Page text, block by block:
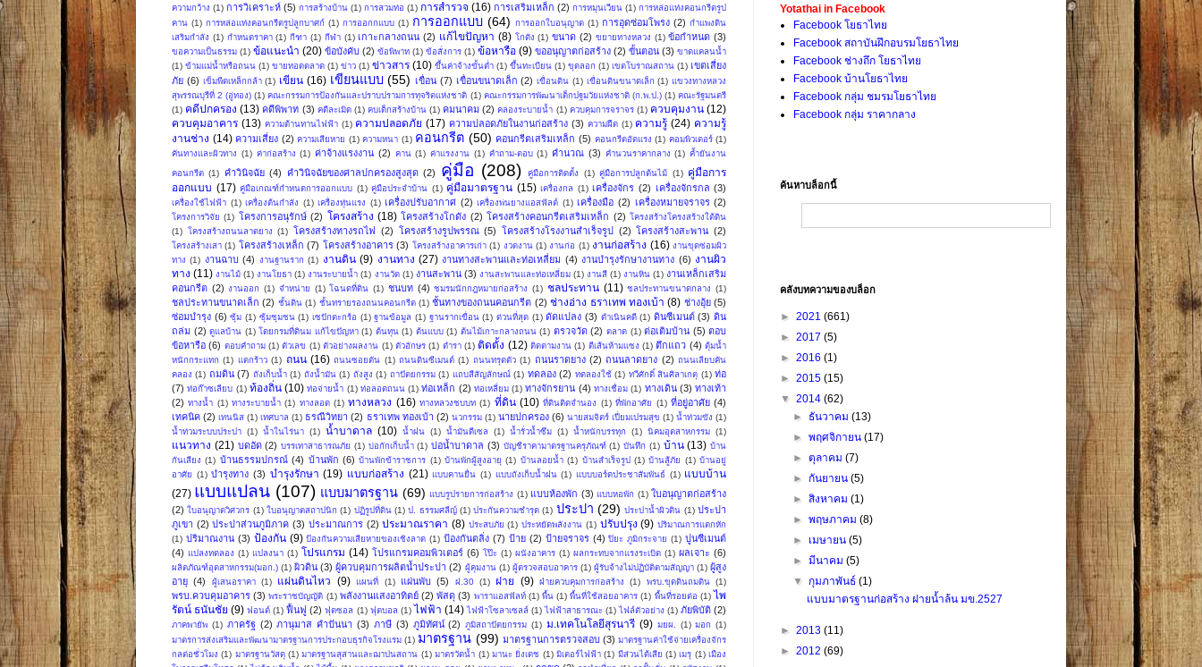
ความกว้าง (1) การวิเคราะห์ (5) การสร้างบ้าน (1) การสวมท่อ (1) การสำรวจ (16) การเสริมเหล็ก (2) การหมุนเวียน (1) การหล่อแท่งคอนกรีตรูป
คาน (1) การหล่อแท่งคอนกรีตรูปลูกบาศก์ (1) การออกกแบบ (1) การออกแบบ (64) การออกใบอนุญาต (1) การอุดซ่อมโพรง (2) กำแพงดิน
เสริมกำลัง (1) กำหนดราคา (1) กีฑา (1) กีฬา (1) เกาะกลางถนน (2) แก้ไขปัญหา (8) โกดัง (1) ขนาด (2) ขยายทางหลวง (1) ข้อกำหนด (3)
ขอความเป็นธรรม (1) ข้อแนะนำ (20) ข้อบังคับ (2) ข้อพิพาท (1) ข้อสั่งการ (1) ข้อหารือ (9) ขออนุญาตก่อสร้าง (2) ขั้นตอน (3) ขาดแคลนน้ำ
(1) ข้ามแม่น้ำหรือถนน (1) ขายทอดตลาด (1) ข่าว (1) ข่าวสาร (10) ขึ้นค่าจ้างขั้นต่ำ (1) ขึ้นทะเบียน (1) ขุดลอก (1) เขตโบราณสถาน (1) เขตเสี่ยง
ภัย (6) เข็มพืดเหล็กกล้า (1) เขียน (16) เขียนแบบ (55) เขื่อน (7) เขื่อนขนาดเล็ก (2) เขื่อนดิน (1) เขื่อนดินขนาดเล็ก (1) แขวงทางหลวง
สุพรรณบุรีที่ 2 (อู่ทอง) (1) คณะกรรมการป้องกันและปราบปรามการทุจริตแห่งชาติ (1) คณะกรรมการพัฒนาเด็กปฐมวัยแห่งชาติ (ก.พ.ป.) (1) คณะรัฐมนตรี
(1) คดีปกครอง (13) คดีพิพาท (3) คดีละเมิด (1) คบเด็กสร้างบ้าน (1) คมนาคม (2) คลองระบายน้ำ (1) ควบคุมการจราจร (1) ควบคุมงาน (12)
ควบคุมอาคาร (13) ความต้านทานไฟฟ้า (1) ความปลอดภัย (17) ความปลอดภัยในงานก่อสร้าง (3) ความฝืด (1) ความรู้ (24) ความรู้
งานช่าง (14) ความเสี่ยง (2) ความเสียหาย (1) ความหนา (1) คอนกรีต (50) คอนกรีตเสริมเหล็ก (5) คอนกรีตอัดแรง (1) คอมพิวเตอร์ (1)
คันทางและผิวทาง (1) ค่าก่อสร้าง (1) ค่าจ้างแรงงาน (2) คาน (1) ค่าแรงงาน (1) คำถาม-ตอบ (1) คำนวณ (3) คำนวนราคากลาง (1) ค้ำยันงาน
คอนกรีต (1) คำวินิจฉัย (4) คำวินิจฉัยของศาลปกครองสูงสุด (2) คู่มือ (208) คู่มือการติดตั้ง (1) คู่มือการปลูกต้นไม้ (1) คู่มือการ
ออกแบบ (17) คู่มือเกณฑ์กำหนดการออกแบบ (1) คู่มือประจำบ้าน (1) คู่มือมาตรฐาน (15) เครื่องกล (1) เครื่องจักร (2) เครื่องจักรกล (3)
เครื่องใช้ไฟฟ้า (1) เครื่องต้นกำลัง (1) เครื่องทุ่นแรง (1) เครื่องปรับอากาศ (2) เครื่องพ่นยางแอสฟัลต์ (1) เครื่องมือ (2) เครื่องหมายจราจร (2)
โครงการวิจัย (1) โครงการอนุรักษ์ (2) โครงสร้าง (18) โครงสร้างโกดัง (2) โครงสร้างคอนกรีตเสริมเหล็ก (2) โครงสร้างโครงสร้างใต้ดิน
(1) โครงสร้างถนนลาดยาง (1) โครงสร้างทางรถไฟ (2) โครงสร้างรูปพรรณ (5) โครงสร้างโรงงานสำเร็จรูป (2) โครงสร้างสะพาน (2)
โครงสร้างเสา (1) โครงสร้างเหล็ก (7) โครงสร้างอาคาร (3) โครงสร้างอาคารเก่า (1) งวดงาน (1) งานก่อ (1) งานก่อสร้าง (16) งานขุดซ่อมผิว
ทาง (1) งานฉาบ (4) งานฐานราก (1) งานดิน (9) งานทาง (27) งานทางสะพานและท่อเหลี่ยม (4) งานบำรุงรักษางานทาง (6) งานผิว
ทาง (11) งานไม้ (1) งานโยธา (1) งานระบายน้ำ (1) งานวัด (1) งานสะพาน (3) งานสะพานและท่อเหลี่ยม (1) งานสี (1) งานหิน (1) งานเหล็กเสริม
คอนกรีต (2) งานออก (1) จำหน่าย (1) โฉนดที่ดิน (1) ชนบท (4) ชมรมนักกฎหมายก่อสร้าง (1) ชลประทาน (11) ชลประทานขนาดกลาง (1)
ชลประทานขนาดเล็ก (2) ชั้นดิน (1) ชั้นทรายรองถนนคอนกรีต (1) ชั้นทางของถนนคอนกรีต (2) ช่างอ่าง ธราเทพ ทองเบ้า (8) ช่างอุ้ย (5)
ซ่อมบำรุง (6) ซุ้ม (1) ซุ้มชุมชน (1) เซปักตะกร้อ (1) ฐานข้อมูล (1) ฐานรากเขื่อน (1) ด่วนที่สุด (1) ดัดแปลง (3) ดำเนินคดี (1) ดินซีเมนต์ (3) ดิน
ถล่ม (2) ดูแลบ้าน (1) โดยกรมที่ดินม แก้ไขปัญหา (1) ต้นทุน (1) ต้นแบบ (1) ต้นไม้เกาะกลางถนน (1) ตรวจวัด (2) ตลาด (1) ต่อเติมบ้าน (5) ตอบ
ข้อหารือ (6) ตอบคำถาม (1) ตัวเลข (1) ตัวอย่างผลงาน (1) ตัวอักษร (1) ตำรา (1) ติดตั้ง (12) ติดตามงาน (1) ตีเส้นห้ามแซง (1) ตึกแถว (4) ตุ้มน้ำ
หนักกระแทก (1) แตกร้าว (1) ถนน (16) ถนนซอยตัน (1) ถนนดินซีเมนต์ (1) ถนนทรุดตัว (1) ถนนราดยาง (2) ถนนลาดยาง (2) ถนนเลียบคัน
คลอง (1) ถมดิน (7) ถังเก็บน้ำ (1) ถังน้ำมัน (1) ถังสูง (1) ถาปัตยกรรม (1) แถบสีสัญลักษณ์ (1) ทดลอง (2) ทดลองใช้ (1) ทวีศักดิ์ สินศิลาเกตุ (1) ท่อ
(7) ท่อก๊าซเลียบ (1) ท้องถิ่น (10) ท่อจ่ายน้ำ (1) ท่อลอดถนน (1) ท่อเหล็ก (2) ท่อเหลี่ยม (1) ทางจักรยาน (4) ทางเชื่อม (1) ทางเดิน (3) ทางเท้า
(2) ทางน้ำ (1) ทางระบายน้ำ (1) ทางลอด (1) ทางหลวง (16) ทางหลวงชบบท (1) ที่ดิน (10) ที่ดินติดจำนอง (1) ที่พักอาศัย (1) ที่อยู่อาศัย (4)
เทคนิค (2) เทนนิส (1) เทศบาล (1) ธรณีวิทยา (2) ธราเทพ ทองเบ้า (2) นวกรรม (1) นายปกครอง (6) นายสมจิตร์ เปี่ยมเปรมสุข (1) น้ำท่วมขัง (1)
น้ำท่วมระบบประปา (1) น้ำในไร่นา (1) น้ำบาดาล (10) น้ำฝน (1) น้ำมันดีเซล (1) น้ำรั่วน้ำซึม (1) น้ำหนักบรรทุก (1) นิคมอุตสาหกรรม (1)
แนวทาง (21) บดอัด (2) บรรเทาสาธารณภัย (1) บ่อกักเก็บน้ำ (1) บ่อน้ำบาดาล (3) บัญชีราคามาตรฐานครุภัณฑ์ (1) บันทึก (1) บ้าน (13) บ้าน
กันเสียง (1) บ้านธรรมปกรณ์ (4) บ้านพัก (6) บ้านพักข้าราชการ (1) บ้านพักผู้สูงอายุ (1) บ้านลอยน้ำ (1) บ้านสำเร็จรูป (1) บ้านสู้ภัย (1) บ้านอยู่
อาศัย (1) บำรุงทาง (3) บำรุงรักษา (19) แบบก่อสร้าง (21) แบบคานยื่น (1) แบบถังเก็บน้ำฝน (1) แบบบอร์ดประชาสัมพันธ์ (1) แบบบ้าน
(27) แบบแปลน (107) แบบมาตรฐาน (69) แบบรูปรายการก่อสร้าง (1) แบบห้องพัก (3) แบบหอพัก (1) ใบอนุญาตก่อสร้าง
(2) ใบอนุญาตวิศวกร (1) ใบอนุญาตสถาปนิก (1) ปฏิรูปที่ดิน (1) ป. ธรรมศลีญ์ (1) ประกันความชำรุด (1) ประปา (29) ประปาน้ำผิวดิน (1) ประปา
ภูเขา (2) ประปาส่วนภูมิภาค (3) ประมาณการ (2) ประมาณราคา (8) ประสบภัย (1) ประหยัดพลังงาน (1) ปรับปรุง (9) ปริมาณการแตกหัก
(1) ปริมาณงาน (3) ป้องกัน (9) ป้องกันความเสียหายของเชิงลาด (1) ป้องกันตลิ่ง (7) ป้าย (2) ป้ายจราจร (4) ปิยะ ภูมิกระจาย (1) ปูนซีเมนต์
(4) แปลงทดลอง (1) แปลงนา (1) โปรแกรม (14) โปรแกรมคอมพิวเตอร์ (6) โป๊ะ (1) ผนังอาคาร (1) ผลกระทบจากแรงระเบิด (1) ผลเจาะ (6)
ผลิตภัณฑ์อุตสาหกรรม(มอก.) (1) ผิวดิน (3) ผู้ควบคุมการผลิตน้ำประปา (2) ผู้คุมงาน (1) ผู้ตรวจสอบอาคาร (1) ผู้รับจ้างไม่ปฏิบัติตามสัญญา (1) ผู้สูง
อายุ (4) ผู้เสนอราคา (1) แผ่นดินไหว (9) แผนที่ (1) แผ่นพับ (5) ฝ.30 (1) ฝาย (9) ฝ่ายควบคุมการก่อสร้าง (1) พรบ.ขุดดินถมดิน (1)
พรบ.ควบคุมอาคาร (3) พระราชบัญญัติ (1) พลังงานแสงอาทิตย์ (2) พัสดุ (3) พาราแอสฟัลท์ (1) พื้น (1) พื้นที่ใช้สอยอาคาร (1) พื้นที่รอยต่อ (1) ไพ
รัตน์ ธนันชัย (9) ฟอนต์ (1) ฟื้นฟู (2) ฟุตซอล (1) ฟุตบอล (1) ไฟฟ้า (14) ไฟฟ้าโซลาเซลล์ (1) ไฟฟ้าสาธารณะ (1) ไฟล์ตัวอย่าง (1) ภัยพิบัติ (2)
ภาคพายัพ (1) ภาครัฐ (2) ภานุมาส คำปันนา (3) ภาษี (3) ภูมิทัศน์ (2) ภูมิสถาปัตยกรรม (1) ม.เทคโนโลยีสุรนารี (9) มยผ. (1) มอก (1)
มาตรการส่งเสริมและพัฒนามาตรฐานการประกอบธุรกิจโรงแรม (1) มาตรฐาน (99) มาตรฐานการตรวจสอบ (3) มาตรฐานค่าใช้จ่ายเครื่องจักร
กลต่อชั่วโมง (1) มาตรฐานวัสดุ (1) มาตรฐานสุสานและฌาปนสถาน (1) มาตรวัดน้ำ (1) มานะ ยิ่งเดช (1) มิเตอร์ไฟฟ้า (1) มีส่วนได้เสีย (1) เมรุ (1) เมือง
Yotathai in Facebook
Facebook โยธาไทย
Facebook สถาบันฝึกอบรมโยธาไทย
Facebook ช่างถึก โยธาไทย
Facebook บ้านโยธาไทย
Facebook กลุ่ม ชมรมโยธาไทย
Facebook กลุ่ม ราคากลาง
ค้นหาบล็อกนี้
คลังบทความของบล็อก
► 2021 (661)
► 2017 (5)
► 2016 (1)
► 2015 (15)
▼ 2014 (62)
► ธันวาคม(13)
►พฤศจิกายน(17)
►ตุลาคม(7)
► กันยายน(5)
►สิงหาคม(1)
►พฤษภาคม(8)
► เมษายน(5)
►มีนาคม(5)
▼ กุมภาพันธ์(1)
แบบมาตรฐานก่อสร้าง ฝายน้ำล้น มข.2527
► 2013 (11)
► 2012 (69)